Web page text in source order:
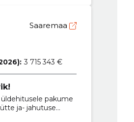
Saaremaa
3 715 343 €
pakume
ja- jahutuse